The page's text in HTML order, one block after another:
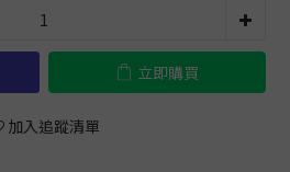
立即購買
加入追蹤清單